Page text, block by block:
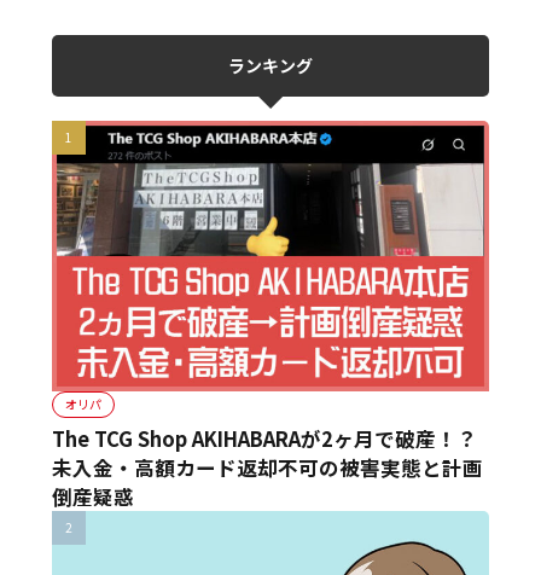
ランキング
オリパ
The TCG Shop AKIHABARAが2ヶ月で破産！？
未入金・高額カード返却不可の被害実態と計画
倒産疑惑